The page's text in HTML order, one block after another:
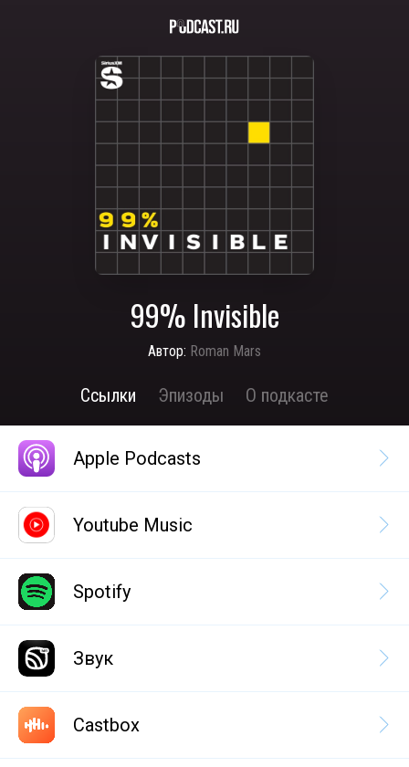
99% Invisible
Автор: Roman Mars
Ссылки Эпизоды О подкасте
Apple Podcasts
Youtube Music
Spotify
Звук
Castbox